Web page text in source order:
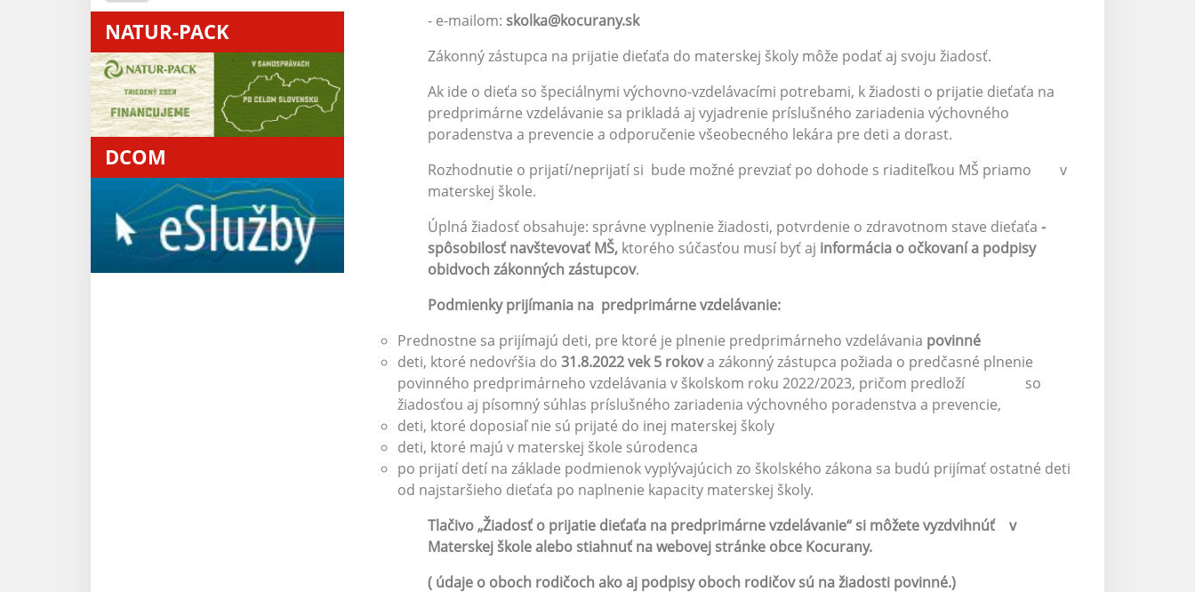
NATUR-PACK
DCOM
- e-mailom: skolka@kocurany.sk
Zákonný zástupca na prijatie dieťaťa do materskej školy môže podať aj svoju žiadosť.
Ak ide o dieťa so špeciálnymi výchovno-vzdelávacími potrebami, k žiadosti o prijatie dieťaťa na
predprimárne vzdelávanie sa prikladá aj vyjadrenie príslušného zariadenia výchovného
poradenstva a prevencie a odporučenie všeobecného lekára pre deti a dorast.
Rozhodnutie o prijatí/neprijatí si bude možné prevziať po dohode s riaditeľkou MŠ priamo v
materskej škole.
Úplná žiadosť obsahuje: správne vyplnenie žiadosti, potvrdenie o zdravotnom stave dieťaťa-
spôsobilosť navštevovať MŠ, ktorého súčasťou musí byť aj informácia o očkovaní a podpisy
obidvoch zákonných zástupcov.
Podmienky prijímania na predprimárne vzdelávanie:
Prednostne sa prijímajú deti, pre ktoré je plnenie predprimárneho vzdelávania povinné
deti, ktoré nedovŕšia do 31.8.2022 vek 5 rokova zákonný zástupca požiada o predčasné plnenie
povinného predprimárneho vzdelávania v školskom roku 2022/2023, pričom predloží so
žiadosťou aj písomný súhlas príslušného zariadenia výchovného poradenstva a prevencie,
deti, ktoré doposiaľ nie sú prijaté do inej materskej školy
deti, ktoré majú v materskej škole súrodenca
po prijatí detí na základe podmienok vyplývajúcich zo školského zákona sa budú prijímať ostatné deti
od najstaršieho dieťaťa po naplnenie kapacity materskej školy.
Tlačivo „Žiadosť o prijatie dieťaťa na predprimárne vzdelávanie“ si môžete vyzdvihnúť v
Materskej škole alebo stiahnuť na webovej stránke obce Kocurany.
( údaje o oboch rodičoch ako aj podpisy oboch rodičov sú na žiadosti povinné.)